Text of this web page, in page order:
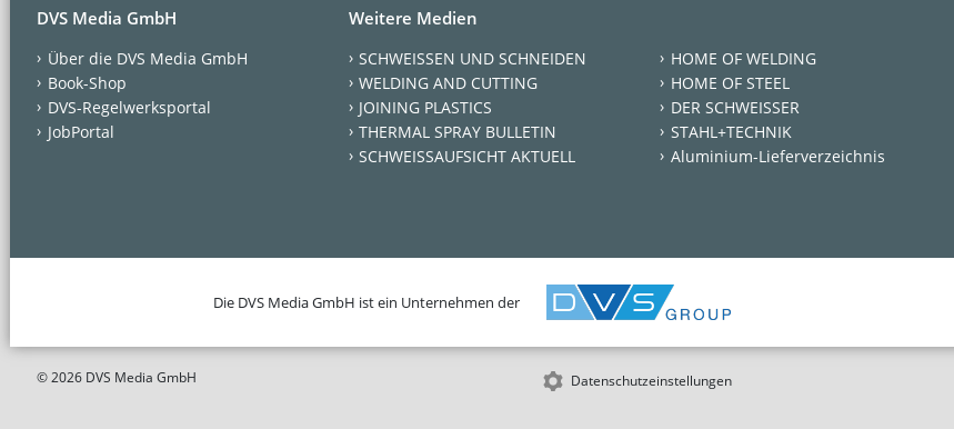
DVS Media GmbH
Über die DVS Media GmbH
Book-Shop
DVS-Regelwerksportal
JobPortal
Weitere Medien
SCHWEISSEN UND SCHNEIDEN
WELDING AND CUTTING
JOINING PLASTICS
THERMAL SPRAY BULLETIN
SCHWEISSAUFSICHT AKTUELL
HOME OF WELDING
HOME OF STEEL
DER SCHWEISSER
STAHL+TECHNIK
Aluminium-Lieferverzeichnis
Die DVS Media GmbH ist ein Unternehmen der
© 2026 DVS Media GmbH Datenschutzeinstellungen